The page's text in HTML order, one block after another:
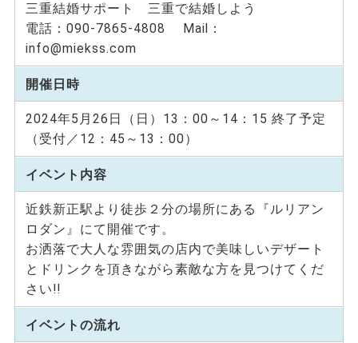
三重結婚サポート 三重で結婚しよう
電話：090-7865-4808 Mail：
info@miekss.com
開催日時
2024年5月26日（日）13：00～14：15 終了予定
（受付／12：45～13：00）
イベント内容
近鉄新正駅より徒歩２分の場所にある『ルリアン
ロダン』にて開催です。
お洒落で大人な雰囲気の店内で美味しいデザート
とドリンクを頂きながら素敵な方を見つけてくだ
さい!!
イベントの流れ